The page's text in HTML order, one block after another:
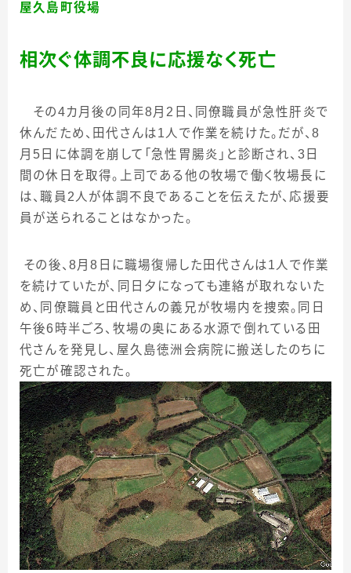
屋久島町役場
相次ぐ体調不良に応援なく死亡
その4カ月後の同年8月 2 日、同僚職員が急性肝炎で
休んだため、田代さんは1 人で作業を続けた。だが、 8
月 5 日に体調を崩して「急性胃腸炎」と診断され、 3 日
間の休日を取得。上司である他の牧場で働く牧場長に
は、職員 2 人が体調不良であることを伝えたが、応援要
員が送られることはなかった。
その後、8月8 日に職場復帰した田代さんは1 人で作業
を続けていたが、同日夕になっても連絡が取れないた
め、同僚職員と田代さんの義兄が牧場内を捜索。同日
午後6 時半ごろ、牧場の奥にある水源で倒れている田
代さんを発見し、屋久島徳洲会病院に搬送したのちに
死亡が確認された。